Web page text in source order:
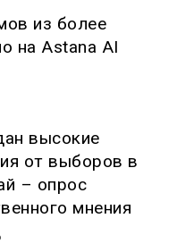
из более
на Astana AI
высокие
от выборов в
– опрос
мнения